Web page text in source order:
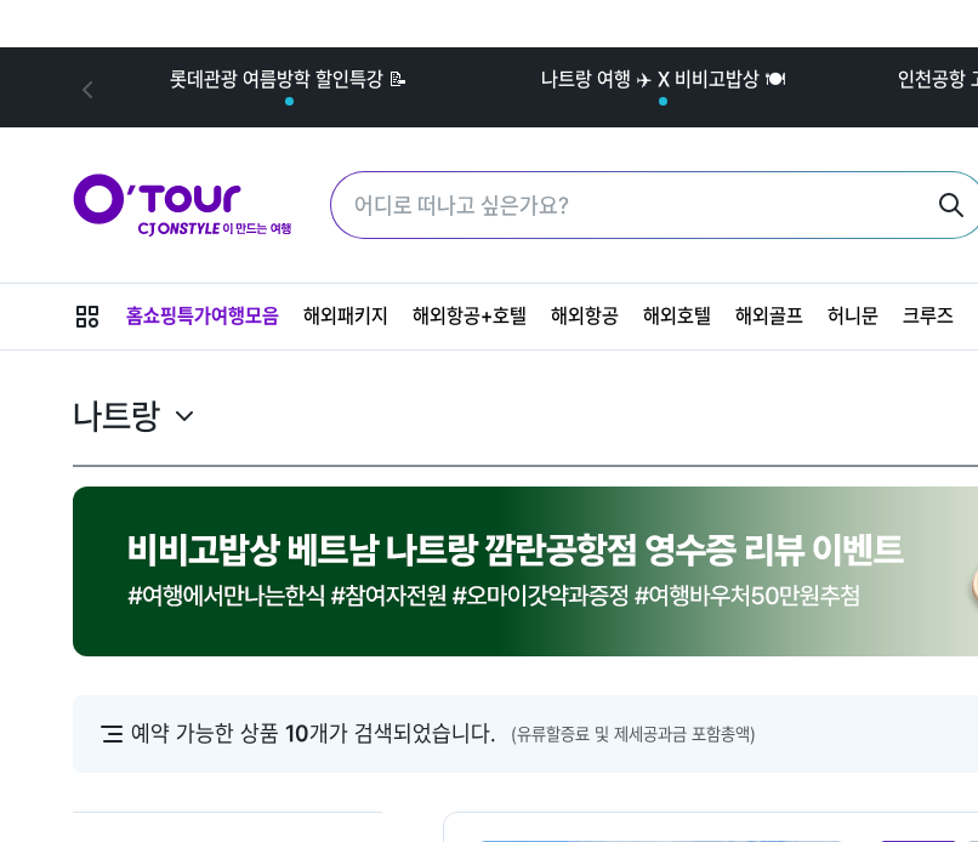
롯데관광 여름방학 할인특강 📝 나트랑 여행 ✈️ X 비비고밥상 🍽️ 인천공항
메
뉴
튼
홈쇼핑특가여행모음 해외패키지 해외항공+호텔 해외항공 해외호텔 해외골프 허니문 크루즈
나트랑
예약 가능한 상품 10개가 검색되었습니다. (유류할증료 및 제세공과금 포함총액)